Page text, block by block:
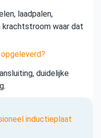
laadpalen,
krachtstroom waar dat
duidelijke
inductieplaat